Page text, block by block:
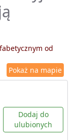
od
Pokaż na mapie
Dodaj do
ulubionych